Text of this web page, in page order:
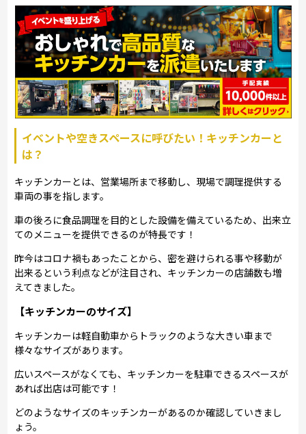
イベントや空きスペースに呼びたい！キッチンカーと
は？
キッチンカーとは、営業場所まで移動し、現場で調理提供する
車両の事を指します。
車の後ろに食品調理を目的とした設備を備えているため、出来立
てのメニューを提供できるのが特長です！
昨今はコロナ禍もあったことから、密を避けられる事や移動が
出来るという利点などが注目され、キッチンカーの店舗数も増
えてきました。
【キッチンカーのサイズ】
キッチンカーは軽自動車からトラックのような大きい車まで
様々なサイズがあります。
広いスペースがなくても、キッチンカーを駐車できるスペースが
あれば出店は可能です！
どのようなサイズのキッチンカーがあるのか確認していきまし
ょう。